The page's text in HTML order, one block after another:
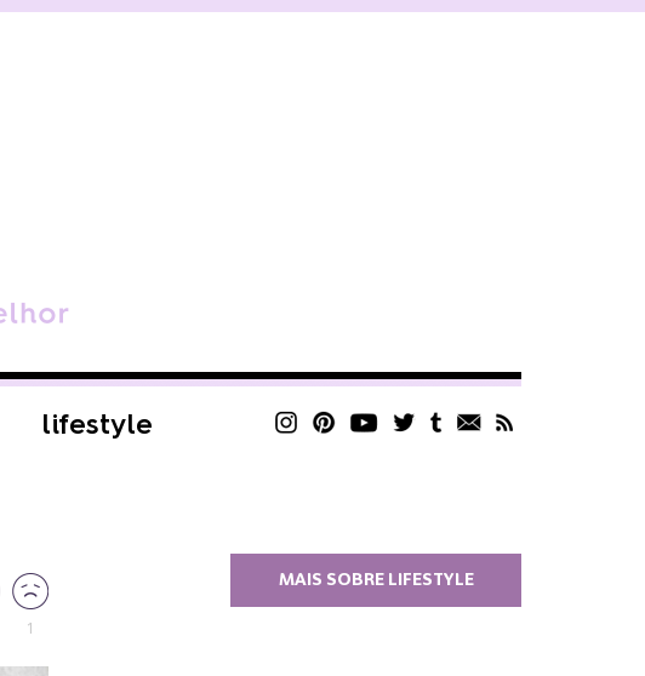
lifestyle
1
MAIS SOBRE LIFESTYLE